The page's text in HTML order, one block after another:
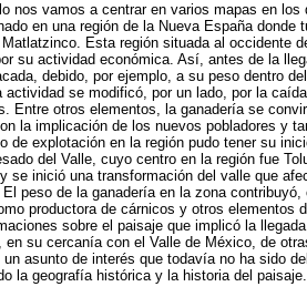
nos vamos a centrar en varios mapas en
en una región de la Nueva España
Esta región situada al occidente
su actividad económica. Así, antes de la
debido, por ejemplo, a su peso dentro
actividad se modificó, por un lado, por la
Entre otros elementos, la ganadería se
la implicación de los nuevos pobladores y
de explotación en la región pudo tener su
del Valle, cuyo centro en la región fue
se inició una transformación del valle que
peso de la ganadería en la zona
productora de cárnicos y otros elementos
sobre el paisaje que implicó la
en su cercanía con el Valle de México, de
asunto de interés que todavía no ha sido
la geografía histórica y la historia del paisaje.